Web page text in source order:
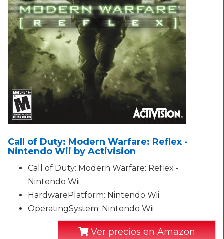
Call of Duty: Modern Warfare: Reflex -
Nintendo Wii by Activision
Call of Duty: Modern Warfare: Reflex -
Nintendo Wii
HardwarePlatform: Nintendo Wii
OperatingSystem: Nintendo Wii
Ver precios en Amazon